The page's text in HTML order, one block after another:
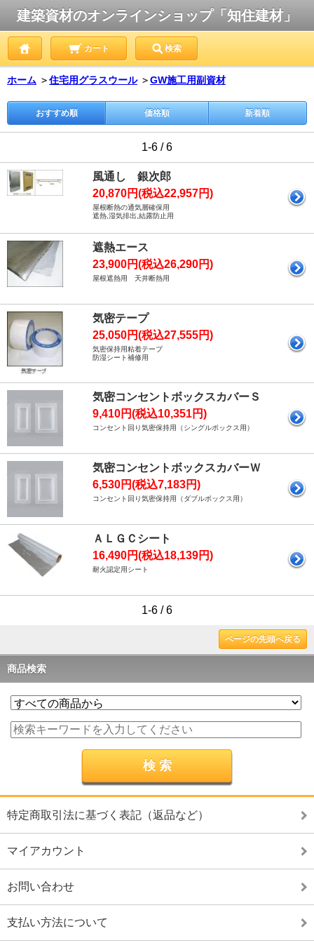
建築資材のオンラインショップ「知住建材」
カート 検索
ホーム ＞住宅用グラスウール ＞GW施工用副資材
おすすめ順 価格順 新着順
1-6 / 6
風通し 銀次郎
20,870円(税込22,957円)
屋根断熱の通気層確保用
遮熱,湿気排出,結露防止用
遮熱エース
23,900円(税込26,290円)
屋根遮熱用 天井断熱用
気密テープ
25,050円(税込27,555円)
気密保持用粘着テープ
防湿シート補修用
気密コンセントボックスカバーＳ
9,410円(税込10,351円)
コンセント回り気密保持用（シングルボックス用）
気密コンセントボックスカバーＷ
6,530円(税込7,183円)
コンセント回り気密保持用（ダブルボックス用）
ＡＬＧＣシート
16,490円(税込18,139円)
耐火認定用シート
1-6 / 6
ページの先頭へ戻る
商品検索
特定商取引法に基づく表記（返品など）
マイアカウント
お問い合わせ
支払い方法について